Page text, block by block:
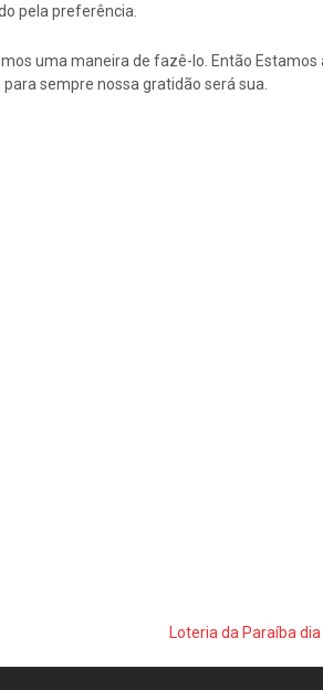
pela preferência.
uma maneira de fazê-lo. Então Estamos
sempre nossa gratidão será sua.
Loteria da Paraíba